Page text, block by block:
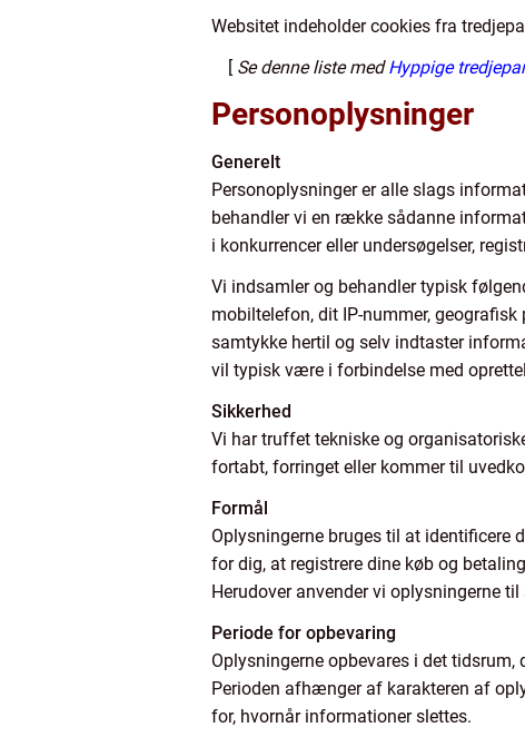
Websitet indeholder cookies fra
[ Se denne liste med Hyppige
Personoplysninger
Generelt
Personoplysninger er alle slags
behandler vi en række sådanne
i konkurrencer eller undersøgelser,
Vi indsamler og behandler typisk
mobiltelefon, dit IP-nummer,
samtykke hertil og selv indtaster
vil typisk være i forbindelse med
Sikkerhed
Vi har truffet tekniske og
fortabt, forringet eller kommer til
Formål
Oplysningerne bruges til at identificere
for dig, at registrere dine køb og
Herudover anvender vi oplysningerne
Periode for opbevaring
Oplysningerne opbevares i det
Perioden afhænger af karakteren af
for, hvornår informationer slettes.